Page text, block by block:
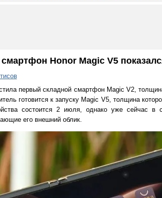
Honor Magic V5
первый складной смартфон Magic V2,
готовится к запуску Magic V5, толщина
состоится 2 июля, однако уже сейчас в
его внешний облик.